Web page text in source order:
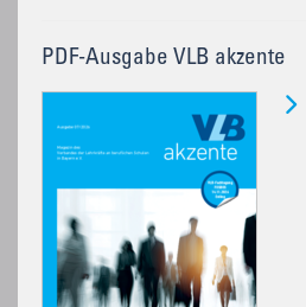
PDF-Ausgabe VLB akzente